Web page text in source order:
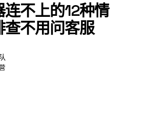
不上的12种情
不用问客服